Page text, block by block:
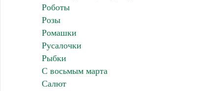
Роботы
Розы
Ромашки
Русалочки
Рыбки
С восьмым марта
Салют